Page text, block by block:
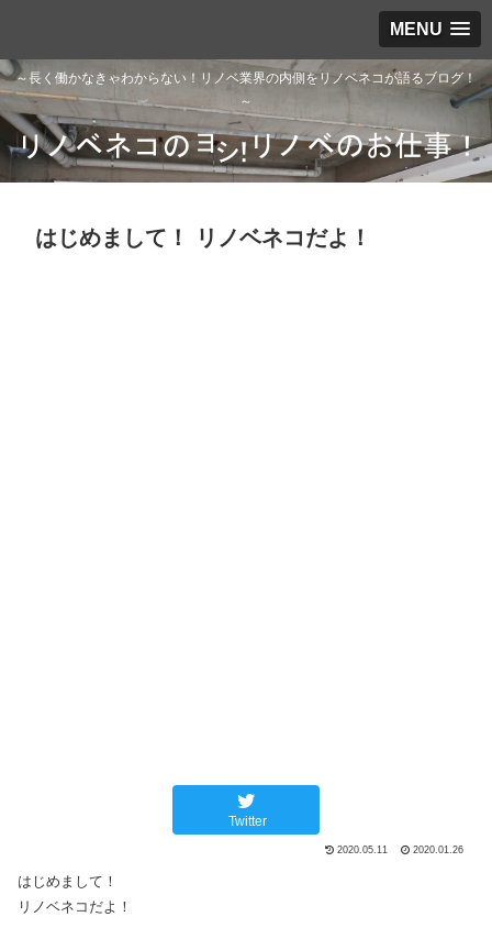
MENU
～長く働かなきゃわからない！リノベ業界の内側をリノベネコが語るブログ！
～
はじめまして！ リノベネコだよ！
Twitter
2020.05.11 2020.01.26
はじめまして！
リノベネコだよ！